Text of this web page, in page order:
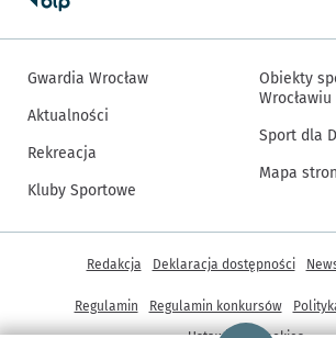
Gwardia Wrocław
Aktualności
Rekreacja
Kluby Sportowe
Obiekty
Wrocławiu
Sport dla
Mapa
Inne informacje
Redakcja Deklaracja dostępności
Regulamin Regulamin konkursów